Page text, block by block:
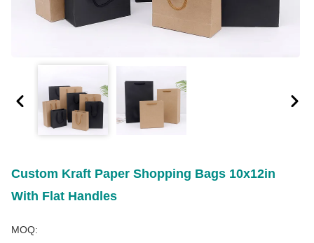
Custom Kraft Paper Shopping Bags 10x12in
With Flat Handles
MOQ: